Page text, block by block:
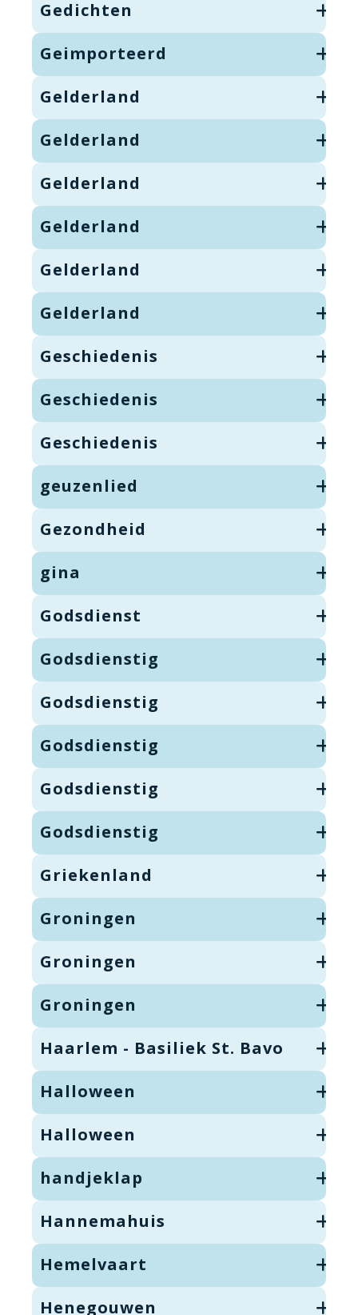
Gedichten
Geimporteerd
Gelderland
Gelderland
Gelderland
Gelderland
Gelderland
Gelderland
Geschiedenis
Geschiedenis
Geschiedenis
geuzenlied
Gezondheid
gina
Godsdienst
Godsdienstig
Godsdienstig
Godsdienstig
Godsdienstig
Godsdienstig
Griekenland
Groningen
Groningen
Groningen
Haarlem - Basiliek St. Bavo
Halloween
Halloween
handjeklap
Hannemahuis
Hemelvaart
Henegouwen